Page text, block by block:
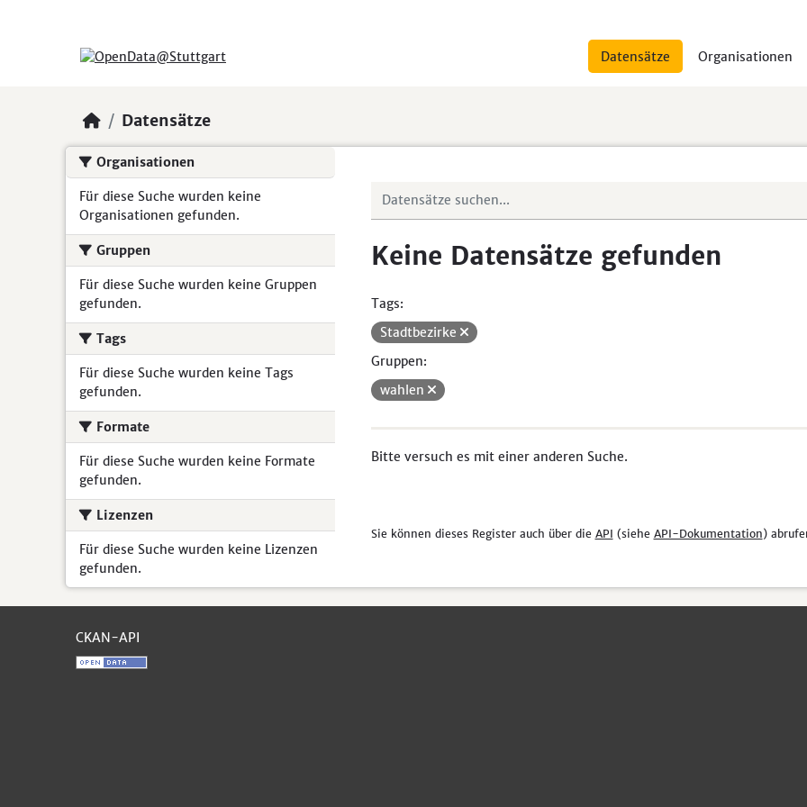
Datensätze Organisationen
Datensätze
Organisationen
Für diese Suche wurden keine
Organisationen gefunden.
Gruppen
Für diese Suche wurden keine Gruppen
gefunden.
Tags
Für diese Suche wurden keine Tags
gefunden.
Formate
Für diese Suche wurden keine Formate
gefunden.
Lizenzen
Für diese Suche wurden keine Lizenzen
gefunden.
Keine Datensätze gefunden
Tags:
Stadtbezirke
Gruppen:
wahlen
Bitte versuch es mit einer anderen Suche.
Sie können dieses Register auch über die API (siehe API-Dokumentation)
CKAN-API